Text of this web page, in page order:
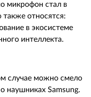
микрофон стал в
также относятся:
в экосистеме
интеллекта.
случае можно смело
наушниках Samsung.